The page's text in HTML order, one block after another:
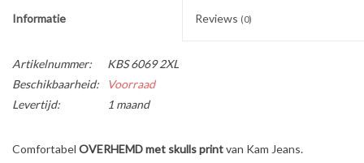
Informatie Reviews (0)
Artikelnummer:
KBS 6069 2XL
Beschikbaarheid:
Voorraad
Levertijd:
1 maand
Comfortabel OVERHEMD met skulls printvan Kam Jeans.